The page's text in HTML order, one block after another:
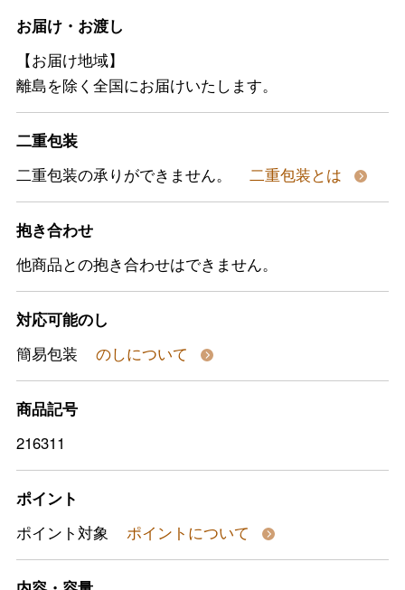
お届け・お渡し
【お届け地域】
離島を除く全国にお届けいたします。
二重包装
二重包装の承りができません。
二重包装とは
抱き合わせ
他商品との抱き合わせはできません。
対応可能のし
簡易包装
のしについて
商品記号
216311
ポイント
ポイント対象
ポイントについて